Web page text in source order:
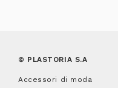
© PLASTORIA S.A
Accessori di moda